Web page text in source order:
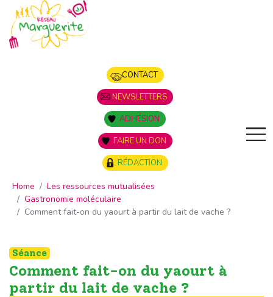
Panneau de gestion des cookies
CONTACT
NEWSLETTERS
ADHÉSION
FAIRE UN DON
RÉDACTION
Home
Les ressources mutualisées
Gastronomie moléculaire
Comment fait-on du yaourt à partir du lait de vache ?
Séance
Comment fait-on du yaourt à
partir du lait de vache ?